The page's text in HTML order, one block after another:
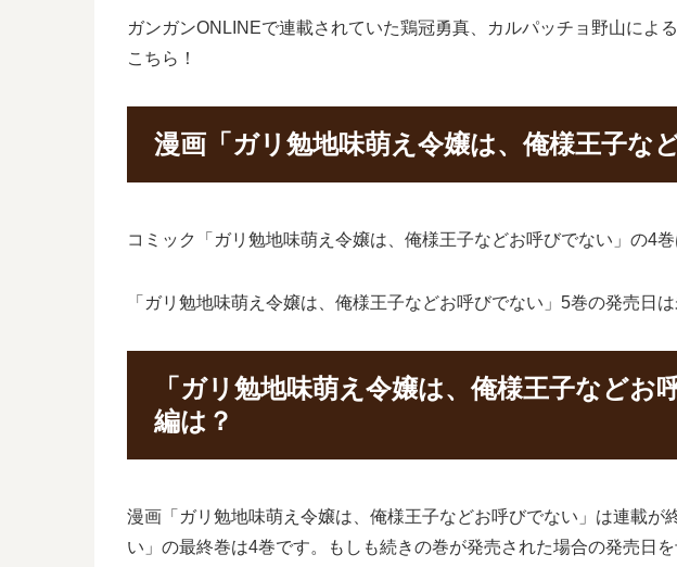
ガンガンONLINEで連載されていた鶏冠勇真、カルパッチョ野山に
こちら！
漫画「ガリ勉地味萌え令嬢は、俺様王子な
コミック「ガリ勉地味萌え令嬢は、俺様王子などお呼びでない」の4
「ガリ勉地味萌え令嬢は、俺様王子などお呼びでない」5巻の発売日は
「ガリ勉地味萌え令嬢は、俺様王子など
編は？
漫画「ガリ勉地味萌え令嬢は、俺様王子などお呼びでない」は連載
い」の最終巻は4巻です。もしも続きの巻が発売された場合の発売日